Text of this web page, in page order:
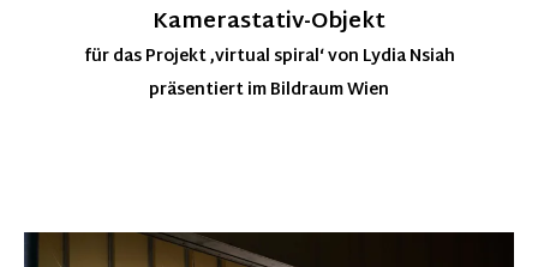
Kamerastativ-Objekt
für das Projekt ‚virtual spiral‘ von Lydia Nsiah
präsentiert im Bildraum Wien